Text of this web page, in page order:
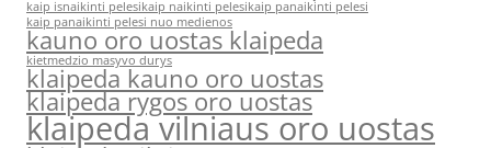
kaip isnaikinti pelesikaip naikinti pelesikaip panaikinti pelesi
kaip panaikinti pelesi nuo medienos
kauno oro uostas klaipeda
kietmedzio masyvo durys
klaipeda kauno oro uostas
klaipeda rygos oro uostas
klaipeda vilniaus oro uostas